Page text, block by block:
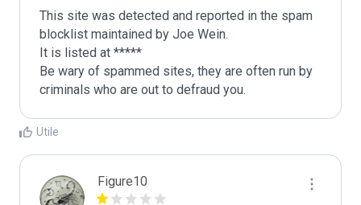
This site was detected and reported in the spam
blocklist maintained by Joe Wein.
It is listed at *****
Be wary of spammed sites, they are often run by
criminals who are out to defraud you.
Utile
Figure10